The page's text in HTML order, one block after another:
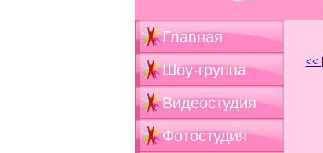
Главная
Шоу-группа
Видеостудия
Фотостудия
<<